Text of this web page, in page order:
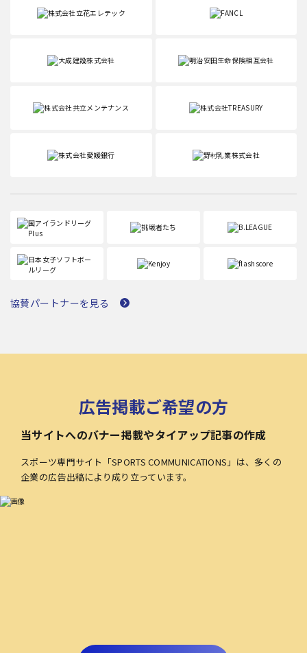
協賛パートナーを見る
広告掲載ご希望の方
当サイトへのバナー掲載やタイアップ記事の作成
スポーツ専門サイト「SPORTS COMMUNICATIONS」は、多くの
企業の広告出稿により成り立っています。